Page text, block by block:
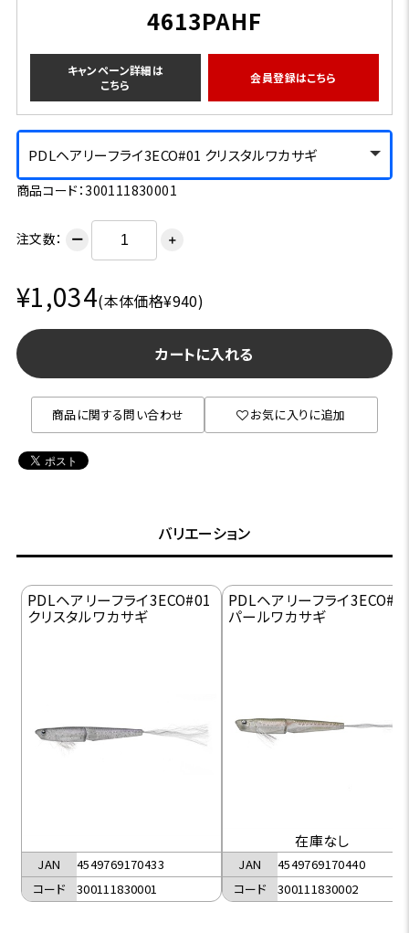
4613PAHF
キャンペーン詳細は
こちら
会員登録はこちら
PDLヘアリーフライ3ECO#01 クリスタルワカサギ
商品コード：300111830001
注文数： ー ＋
¥1,034(本体価格¥940)
カートに入れる
商品に関する問い合わせ お気に入りに追加
バリエーション
PDLヘアリーフライ3ECO#01
クリスタルワカサギ
JAN
4549769170433
コード
300111830001
PDLヘアリーフライ
パールワカサギ
在庫なし
JAN
4549769170440
コード
300111830002